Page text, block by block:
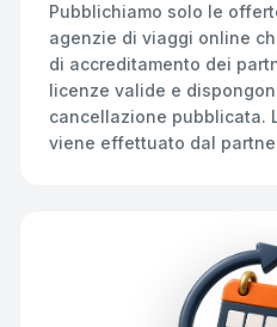
Pubblichiamo solo le
agenzie di viaggi online
di accreditamento dei
licenze valide e
cancellazione pubblicata.
viene effettuato dal